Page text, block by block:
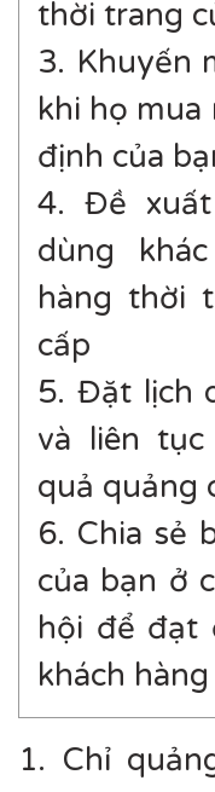
thời trang
3. Khuyến
khi họ
định của
4. Đề
dùng
hàng thời
cấp
5. Đặt lịch
và liên
quả quảng
6. Chia sẻ
của bạn ở
hội để đạt
khách
1. Chỉ